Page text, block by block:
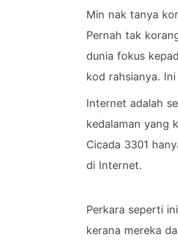
Min nak tanya
Pernah tak
dunia fokus
kod rahsianya.
Internet adalah
kedalaman yang
Cicada 3301
di Internet.
Perkara seperti
kerana mereka